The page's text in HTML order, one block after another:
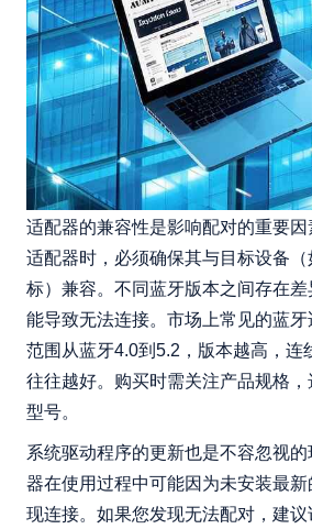
适配器的兼容性是影响配对的重要
适配器时，必须确保其与目标设备
标）兼容。不同蓝牙版本之间存在
能导致无法连接。市场上常见的蓝
范围从蓝牙4.0到5.2，版本越高，连
往往越好。购买时需关注产品规格
型号。
系统驱动程序的更新也是不容忽视
器在使用过程中可能因为未安装最
现连接。如果您发现无法配对，建